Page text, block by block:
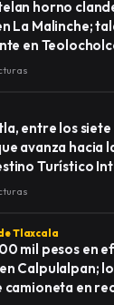
horno
La Malinche;
en
entre los
avanza hacia
Turístico
Tlaxcala
mil pesos en
Calpulalpan;
en